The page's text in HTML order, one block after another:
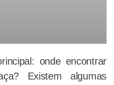
onde encontrar
Existem algumas